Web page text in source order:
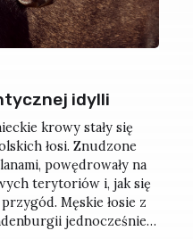
idylli
krowy stały się
łosi. Znudzone
powędrowały na
terytoriów i, jak się
Męskie łosie z
jednocześnie